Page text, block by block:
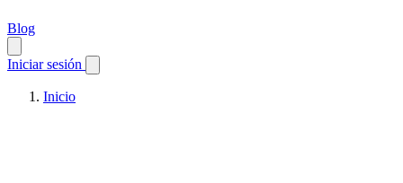
Blog
Iniciar sesión
Inicio